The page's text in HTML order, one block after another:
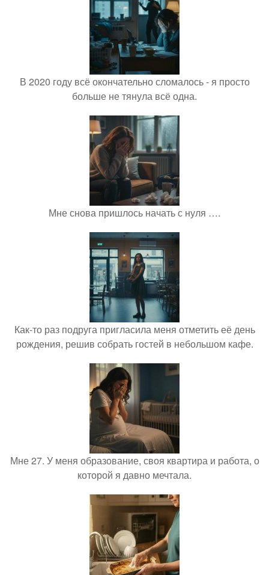
В 2020 году всё окончательно сломалось - я просто
больше не тянула всё одна.
Мне снова пришлось начать с нуля ….
Как-то раз подруга пригласила меня отметить её день
рождения, решив собрать гостей в небольшом кафе.
Мне 27. У меня образование, своя квартира и работа, о
которой я давно мечтала.